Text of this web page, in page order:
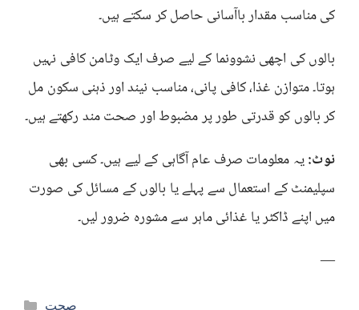
کی مناسب مقدار باآسانی حاصل کر سکتے ہیں۔
بالوں کی اچھی نشوونما کے لیے صرف ایک وٹامن کافی نہیں
ہوتا۔ متوازن غذا، کافی پانی، مناسب نیند اور ذہنی سکون مل
کر بالوں کو قدرتی طور پر مضبوط اور صحت مند رکھتے ہیں۔
نوٹ:یہ معلومات صرف عام آگاہی کے لیے ہیں۔ کسی بھی
سپلیمنٹ کے استعمال سے پہلے یا بالوں کے مسائل کی صورت
میں اپنے ڈاکٹر یا غذائی ماہر سے مشورہ ضرور لیں۔
—
Categories
صحت